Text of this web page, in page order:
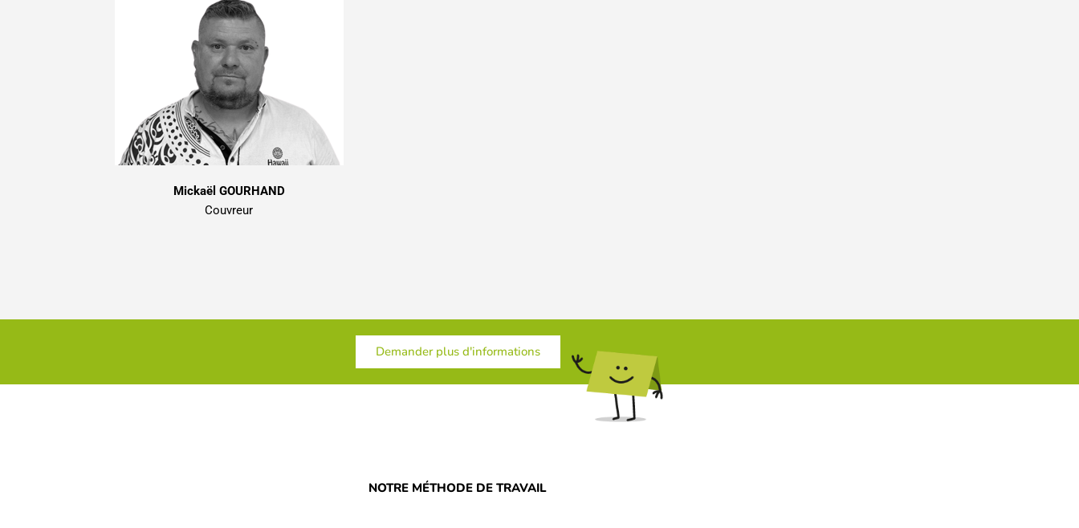
Mickaël GOURHAND
Couvreur
Demander plus d'informations
NOTRE MÉTHODE DE TRAVAIL